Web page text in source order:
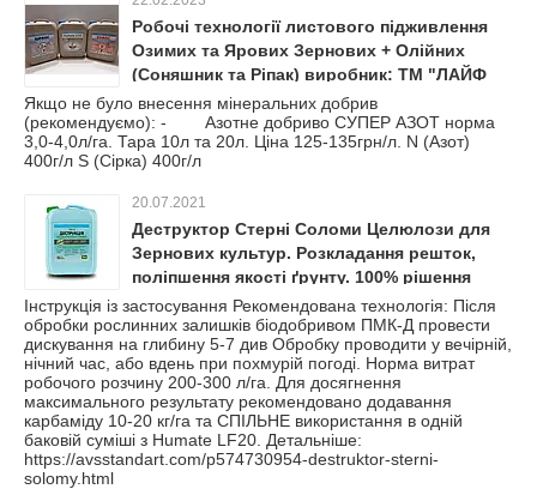
Робочі технології листового підживлення
Озимих та Ярових Зернових + Олійних
(Соняшник та Ріпак) виробник: ТМ "ЛАЙФ
БІОХЕМ".
Якщо не було внесення мінеральних добрив
(рекомендуємо): - Азотне добриво СУПЕР АЗОТ норма
3,0-4,0л/га. Тара 10л та 20л. Ціна 125-135грн/л. N (Азот)
400г/л S (Сірка) 400г/л
20.07.2021
Деструктор Стерні Соломи Целюлози для
Зернових культур. Розкладання решток,
поліпшення якості ґрунту. 100% рішення
мінералізації на полі.
Інструкція із застосування Рекомендована технологія: Після
обробки рослинних залишків біодобривом ПМК-Д провести
дискування на глибину 5-7 див Обробку проводити у вечірній,
нічний час, або вдень при похмурій погоді. Норма витрат
робочого розчину 200-300 л/га. Для досягнення
максимального результату рекомендовано додавання
карбаміду 10-20 кг/га та СПІЛЬНЕ використання в одній
баковій суміші з Humate LF20. Детальніше:
https://avsstandart.com/p574730954-destruktor-sterni-
solomy.html